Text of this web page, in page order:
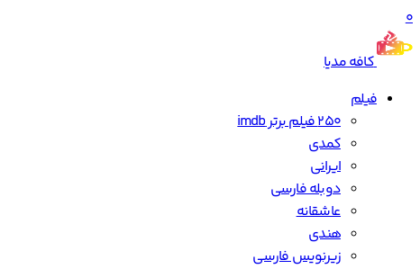
0
کافه مدیا
فیلم
250 فیلم برتر imdb
کمدی
ایرانی
دوبله فارسی
عاشقانه
هندی
زیرنویس فارسی